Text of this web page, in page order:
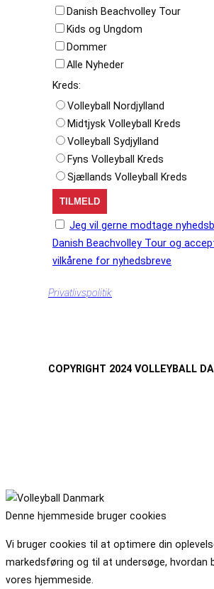
Danish Beachvolley Tour
Kids og Ungdom
Dommer
Alle Nyheder
Kreds:
Volleyball Nordjylland
Midtjysk Volleyball Kreds
Volleyball Sydjylland
Fyns Volleyball Kreds
Sjællands Volleyball Kreds
Jeg vil gerne modtage
Danish Beachvolley Tour og
vilkårene for nyhedsbreve
Privatlivspolitik
COPYRIGHT 2024 VOLLEYBALL
Denne hjemmeside bruger cookies
Vi bruger cookies til at optimere din
markedsføring og til at undersøge, hvordan
vores hjemmeside.